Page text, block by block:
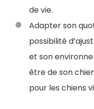
de vie.
Adapter son
possibilité
et son
être de son
pour les chiens